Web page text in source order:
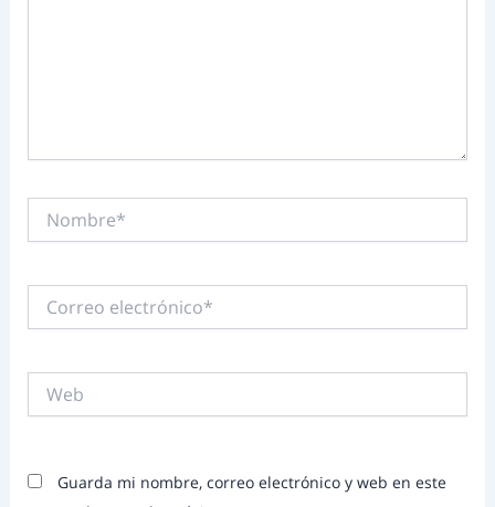
electrónico*
Guarda mi nombre, correo electrónico y web en este